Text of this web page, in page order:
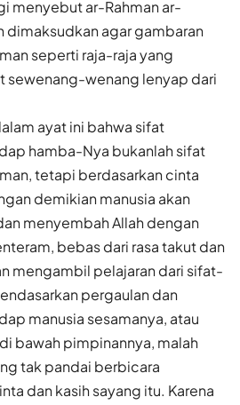
menyebut ar-Rahman ar-
dimaksudkan agar gambaran
seperti raja-raja yang
sewenang-wenang lenyap dari
ayat ini bahwa sifat
hamba-Nya bukanlah sifat
tetapi berdasarkan cinta
demikian manusia akan
menyembah Allah dengan
bebas dari rasa takut dan
mengambil pelajaran dari sifat-
pergaulan dan
manusia sesamanya, atau
bawah pimpinannya, malah
tak pandai berbicara
dan kasih sayang itu. Karena